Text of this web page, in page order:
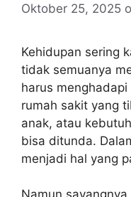
Oktober 25, 2025
Kehidupan sering
tidak semuanya
harus
rumah sakit yang
anak, atau
bisa ditunda.
menjadi hal yang